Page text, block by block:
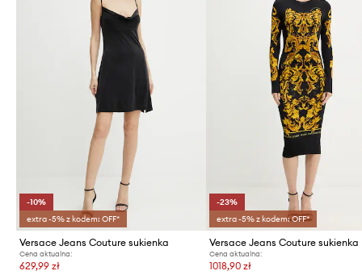
-10%
extra -5% z kodem: OFF*
Versace Jeans Couture sukienka
Cena aktualna:
629,99 zł
-23%
extra -5% z kodem: OFF*
Versace Jeans Couture sukienka
Cena aktualna:
1018,90 zł